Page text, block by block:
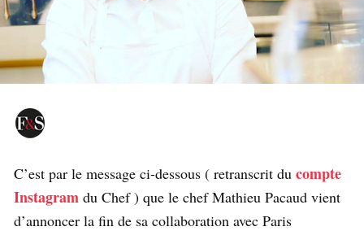
C’est par le message ci-dessous ( retranscrit du compte
Instagram du Chef ) que le chef Mathieu Pacaud vient
d’annoncer la fin de sa collaboration avec Paris